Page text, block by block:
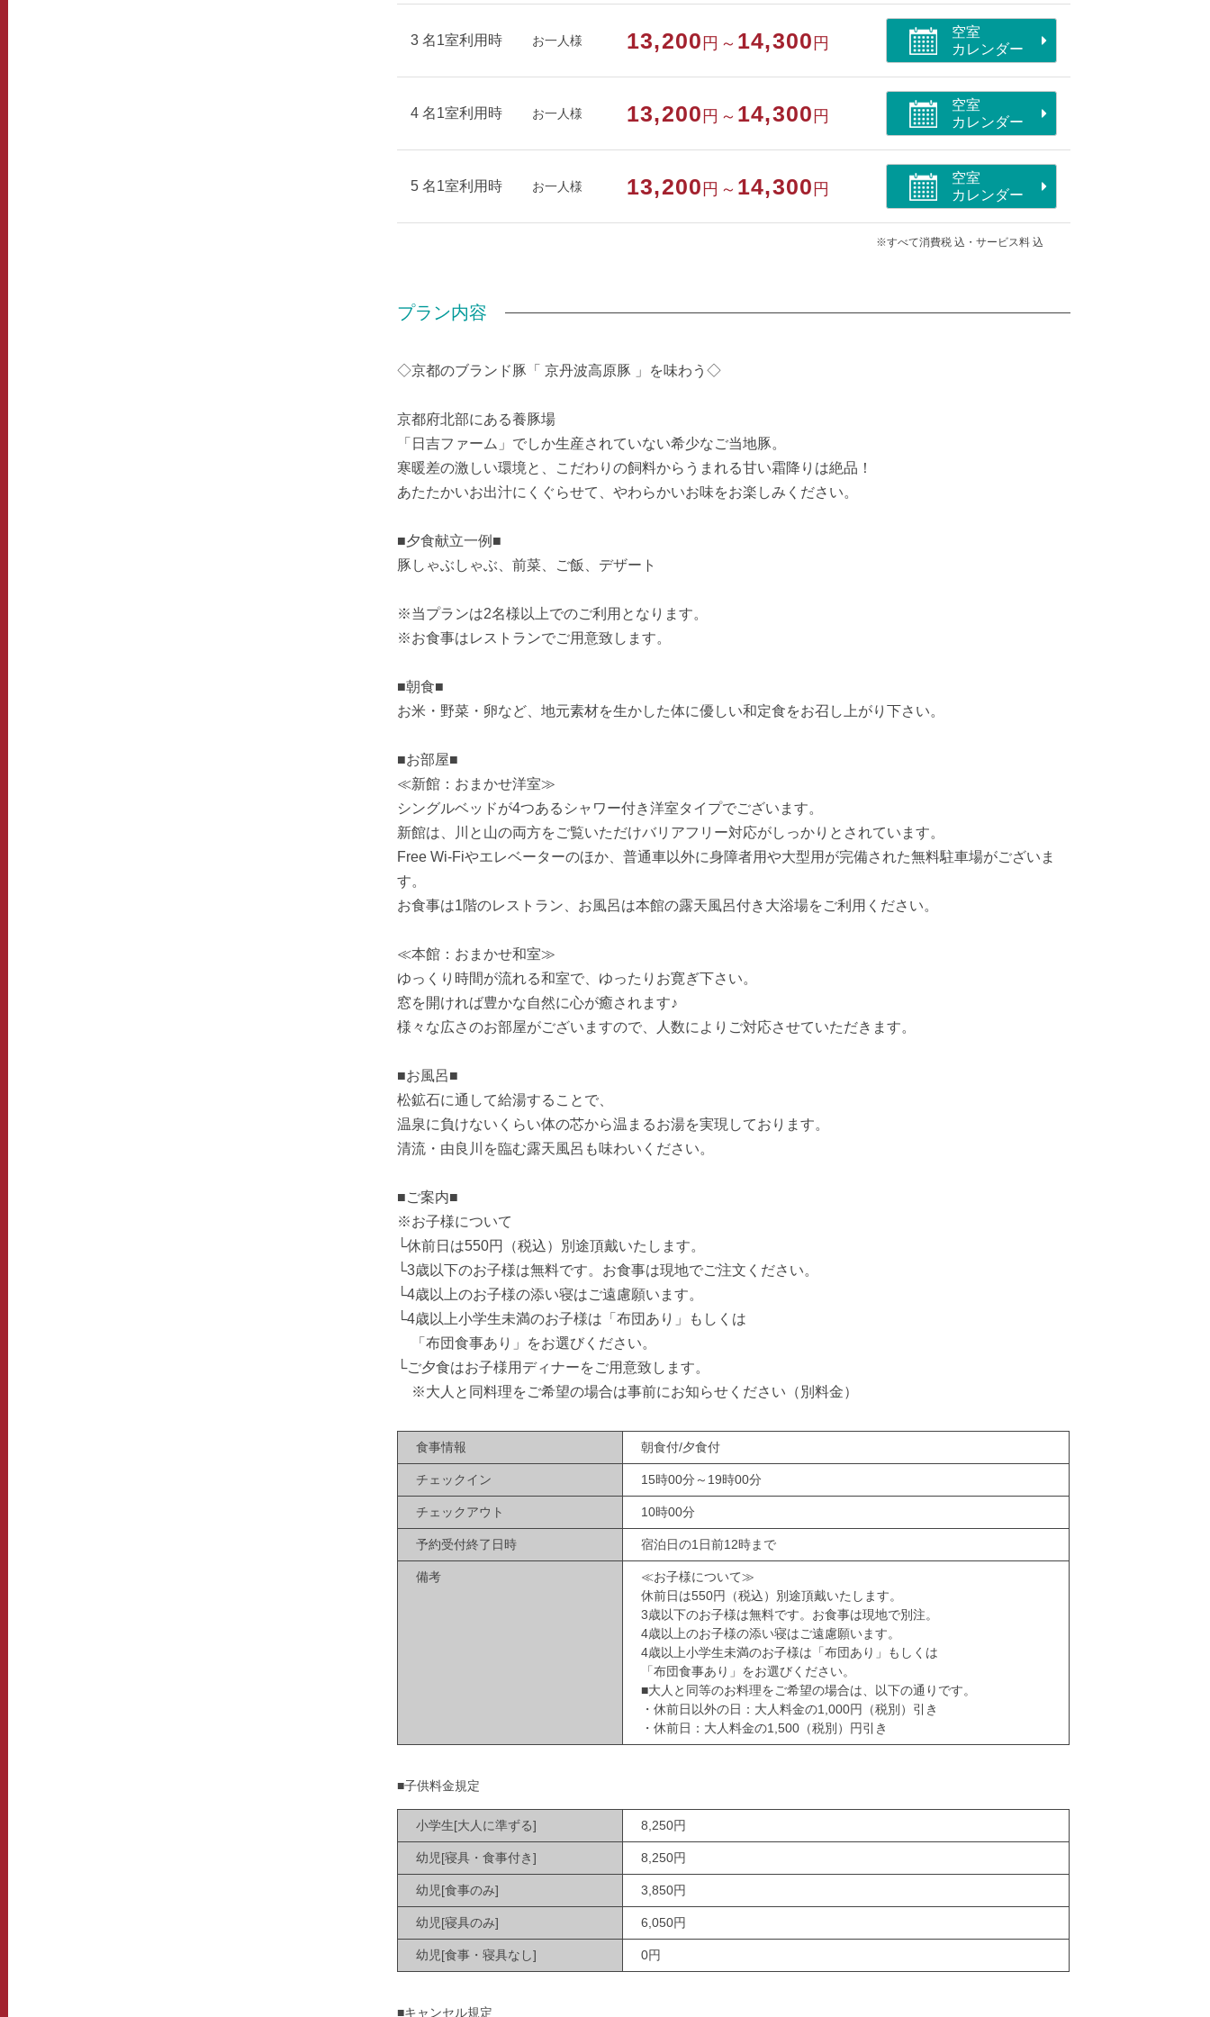
3 名1室利用時 お一人様 13,200 円～ 14,300 円
空室
カレンダー
4 名1室利用時 お一人様 13,200 円～ 14,300 円
空室
カレンダー
5 名1室利用時 お一人様 13,200 円～ 14,300 円
空室
カレンダー
※すべて消費税 込・サービス料 込
プラン内容
◇京都のブランド豚「 京丹波高原豚 」を味わう◇
京都府北部にある養豚場
「日吉ファーム」でしか生産されていない希少なご当地豚。
寒暖差の激しい環境と、こだわりの飼料からうまれる甘い霜降りは絶品！
あたたかいお出汁にくぐらせて、やわらかいお味をお楽しみください。
■夕食献立一例■
豚しゃぶしゃぶ、前菜、ご飯、デザート
※当プランは2名様以上でのご利用となります。
※お食事はレストランでご用意致します。
■朝食■
お米・野菜・卵など、地元素材を生かした体に優しい和定食をお召し上がり下さい。
■お部屋■
≪新館：おまかせ洋室≫
シングルベッドが4つあるシャワー付き洋室タイプでございます。
新館は、川と山の両方をご覧いただけバリアフリー対応がしっかりとされています。
Free Wi-Fiやエレベーターのほか、普通車以外に身障者用や大型用が完備された無料駐車場がございま
す。
お食事は1階のレストラン、お風呂は本館の露天風呂付き大浴場をご利用ください。
≪本館：おまかせ和室≫
ゆっくり時間が流れる和室で、ゆったりお寛ぎ下さい。
窓を開ければ豊かな自然に心が癒されます♪
様々な広さのお部屋がございますので、人数によりご対応させていただきます。
■お風呂■
松鉱石に通して給湯することで、
温泉に負けないくらい体の芯から温まるお湯を実現しております。
清流・由良川を臨む露天風呂も味わいください。
■ご案内■
※お子様について
└休前日は550円（税込）別途頂戴いたします。
└3歳以下のお子様は無料です。お食事は現地でご注文ください。
└4歳以上のお子様の添い寝はご遠慮願います。
└4歳以上小学生未満のお子様は「布団あり」もしくは
「布団食事あり」をお選びください。
└ご夕食はお子様用ディナーをご用意致します。
※大人と同料理をご希望の場合は事前にお知らせください（別料金）
食事情報 朝食付/夕食付
チェックイン 15時00分～19時00分
チェックアウト 10時00分
予約受付終了日時 宿泊日の1日前12時まで
備考
≪お子様について≫
休前日は550円（税込）別途頂戴いたします。
3歳以下のお子様は無料です。お食事は現地で別注。
4歳以上のお子様の添い寝はご遠慮願います。
4歳以上小学生未満のお子様は「布団あり」もしくは
「布団食事あり」をお選びください。
■大人と同等のお料理をご希望の場合は、以下の通りです。
・休前日以外の日：大人料金の1,000円（税別）引き
・休前日：大人料金の1,500（税別）円引き
■子供料金規定
小学生[大人に準ずる] 8,250円
幼児[寝具・食事付き] 8,250円
幼児[食事のみ] 3,850円
幼児[寝具のみ] 6,050円
幼児[食事・寝具なし] 0円
■キャンセル規定